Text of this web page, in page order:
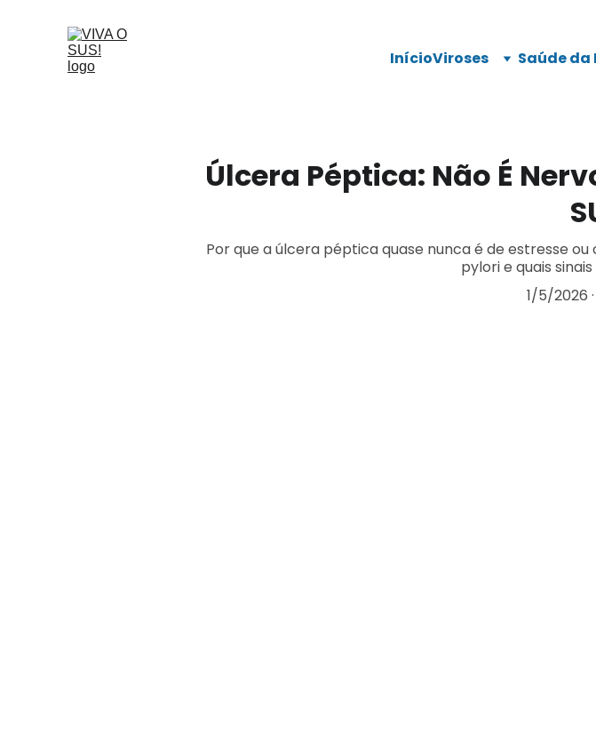
InícioViroses Saúde da
Úlcera Péptica: Não É
Por que a úlcera péptica quase nunca é de estresse
pylori e quais
1/5/2026